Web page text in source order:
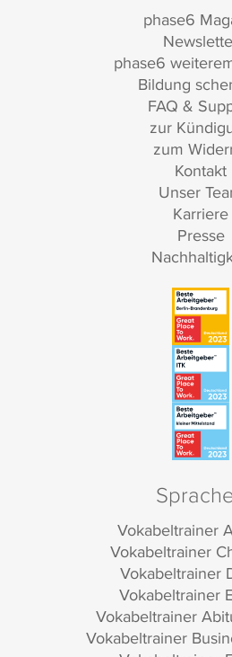
phase6
phase6
Bildung
FAQ &
zur
zum
Kontakt
Unser
Karriere
Presse
Vokabeltrainer
Vokabeltrainer
Vokabeltrainer
Vokabeltrainer
Vokabeltrainer
Vokabeltrainer